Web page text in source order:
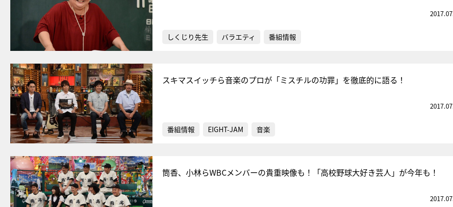
しくじり先生 バラエティ 番組情報
スキマスイッチら音楽のプロが「ミスチルの功罪」を徹底的に語る！
番組情報 EIGHT-JAM 音楽
筒香、小林らWBCメンバーの貴重映像も！「高校野球大好き芸人」が今年も！